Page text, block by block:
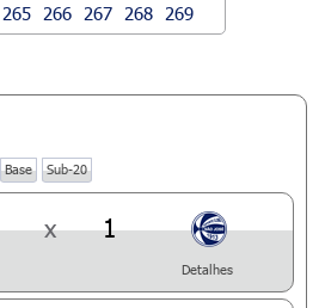
265 266 267 268 269
Base Sub-20
x 1
Detalhes